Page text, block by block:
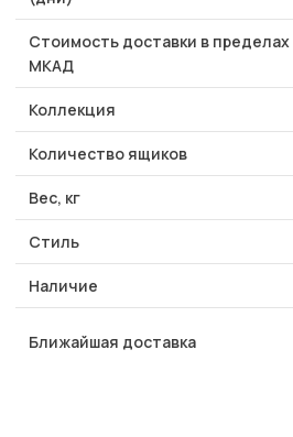
Стоимость доставки в пределах
МКАД
Коллекция
Количество ящиков
Вес, кг
Стиль
Наличие
Ближайшая доставка